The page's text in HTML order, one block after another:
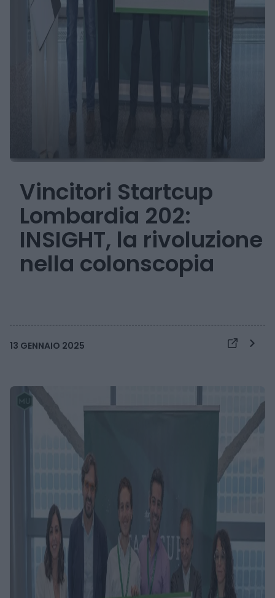
Vincitori Startcup
Lombardia 202:
INSIGHT, la rivoluzione
nella colonscopia
13 GENNAIO 2025